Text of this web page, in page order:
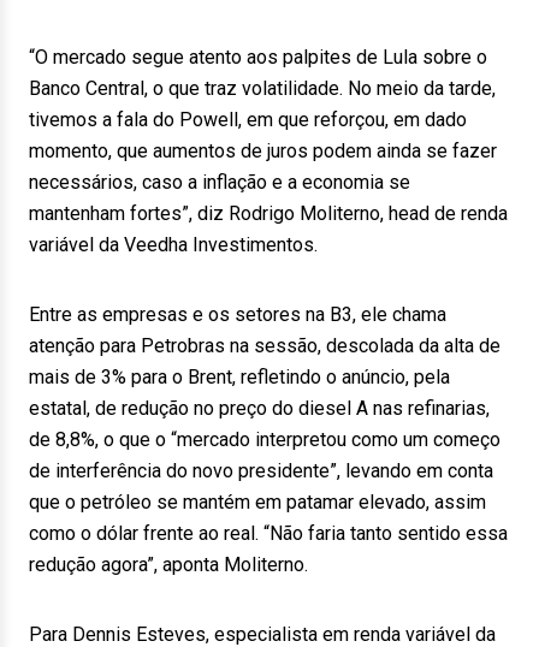
“O mercado segue atento aos palpites de Lula sobre o
Banco Central, o que traz volatilidade. No meio da tarde,
tivemos a fala do Powell, em que reforçou, em dado
momento, que aumentos de juros podem ainda se fazer
necessários, caso a inflação e a economia se
mantenham fortes”, diz Rodrigo Moliterno, head de renda
variável da Veedha Investimentos.
Entre as empresas e os setores na B3, ele chama
atenção para Petrobras na sessão, descolada da alta de
mais de 3% para o Brent, refletindo o anúncio, pela
estatal, de redução no preço do diesel A nas refinarias,
de 8,8%, o que o “mercado interpretou como um começo
de interferência do novo presidente”, levando em conta
que o petróleo se mantém em patamar elevado, assim
como o dólar frente ao real. “Não faria tanto sentido essa
redução agora”, aponta Moliterno.
Para Dennis Esteves, especialista em renda variável da